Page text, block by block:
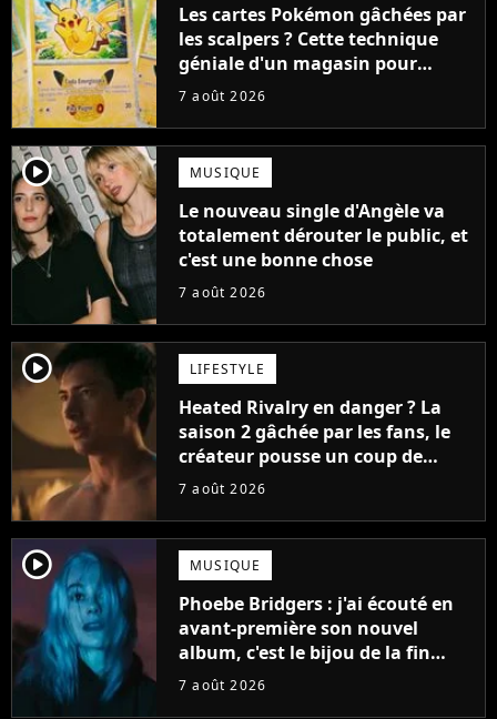
Les cartes Pokémon gâchées par
les scalpers ? Cette technique
géniale d'un magasin pour
ruiner les revendeurs
7 août 2026
player2 MUSIQUE
Le nouveau single d'Angèle va
totalement dérouter le public, et
c'est une bonne chose
7 août 2026
player2 LIFESTYLE
Heated Rivalry en danger ? La
saison 2 gâchée par les fans, le
créateur pousse un coup de
gueule
7 août 2026
player2 MUSIQUE
Phoebe Bridgers : j'ai écouté en
avant-première son nouvel
album, c'est le bijou de la fin
d'été
7 août 2026